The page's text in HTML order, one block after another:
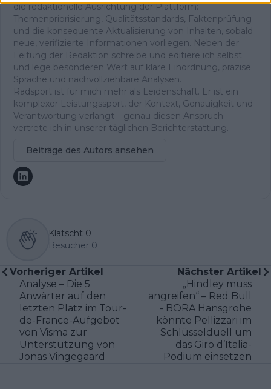
die redaktionelle Ausrichtung der Plattform:
Themenpriorisierung, Qualitätsstandards, Faktenprüfung
und die konsequente Aktualisierung von Inhalten, sobald
neue, verifizierte Informationen vorliegen. Neben der
Leitung der Redaktion schreibe und editiere ich selbst
und lege besonderen Wert auf klare Einordnung, präzise
Sprache und nachvollziehbare Analysen.
Radsport ist für mich mehr als Leidenschaft. Er ist ein
komplexer Leistungssport, der Kontext, Genauigkeit und
Verantwortung verlangt – genau diesen Anspruch
vertrete ich in unserer täglichen Berichterstattung.
Beiträge des Autors ansehen
Klatscht 0
Besucher 0
Vorheriger Artikel
Analyse – Die 5
Anwärter auf den
letzten Platz im Tour-
de-France-Aufgebot
von Visma zur
Unterstützung von
Jonas Vingegaard
Nächster Artikel
„Hindley muss
angreifen“ – Red Bull
- BORA Hansgrohe
könnte Pellizzari im
Schlüsselduell um
das Giro d’Italia-
Podium einsetzen